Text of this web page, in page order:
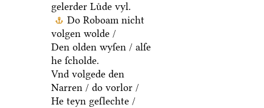
gelerder Luͤde vyl.
Do Roboam nicht
volgen wolde /
Den olden wyſen / alſe
he ſcholde.
Vnd volgede den
Narren / do vorlor /
He teyn geſlechte /